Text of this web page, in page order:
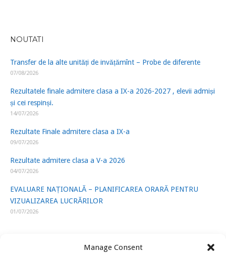
Manage Consent
NOUTATI
Transfer de la alte unități de invățămînt – Probe de diferente
07/08/2026
Rezultatele finale admitere clasa a IX-a 2026-2027 , elevii admiși
și cei respinși.
14/07/2026
Rezultate Finale admitere clasa a IX-a
09/07/2026
Rezultate admitere clasa a V-a 2026
04/07/2026
EVALUARE NAȚIONALĂ – PLANIFICAREA ORARĂ PENTRU
VIZUALIZAREA LUCRĂRILOR
01/07/2026